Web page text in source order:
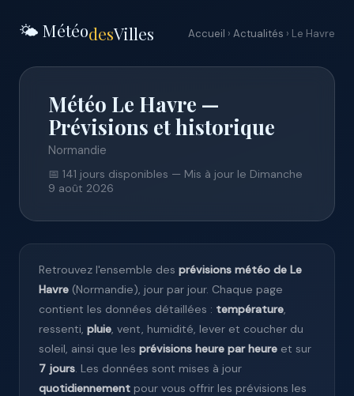
🌤️ MétéodesVilles Accueil › Actualités › Le Havre
Météo Le Havre —
Prévisions et historique
Normandie
📅 141 jours disponibles — Mis à jour le Dimanche
9 août 2026
Retrouvez l'ensemble des prévisions météo de Le
Havre (Normandie), jour par jour. Chaque page
contient les données détaillées : température,
ressenti, pluie, vent, humidité, lever et coucher du
soleil, ainsi que les prévisions heure par heure et sur
7 jours. Les données sont mises à jour
quotidiennement pour vous offrir les prévisions les